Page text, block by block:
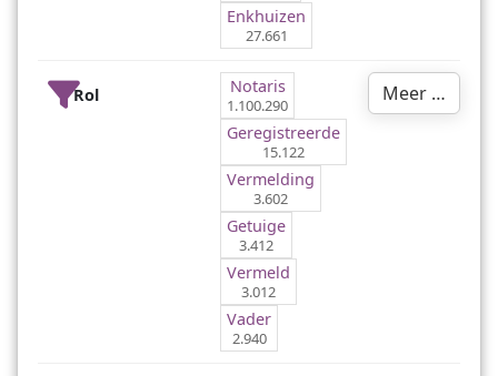
Enkhuizen
27.661
Rol Notaris
1.100.290
Geregistreerde
15.122
Vermelding
3.602
Getuige
3.412
Vermeld
3.012
Vader
2.940
Meer …